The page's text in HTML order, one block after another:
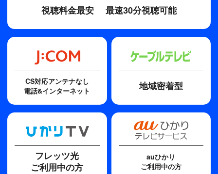
ディレクター・監督
山本和夫
原作
平岩弓枝
その他
※番宣写真はモノクロですが、本編はカラー作品です。
視聴料金最安 最速30分視聴可能
CS対応アンテナなし
電話&インターネット
地域密着型
フレッツ光
ご利用中の方
auひかり
ご利用中の方